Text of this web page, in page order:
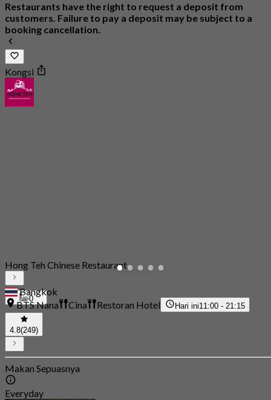
Restaurants have the right to request a deposit from
customers. Failure to pay a deposit may be subject to a
booking cancellation.
Kongsi
0
Hong Teh Chinese Restaurant
Bangkok
BTS Nana
Cina Restoran Hotel Hari ini11:00 - 21:15
4.8(249)
Makan Sepuasnya
Everyday